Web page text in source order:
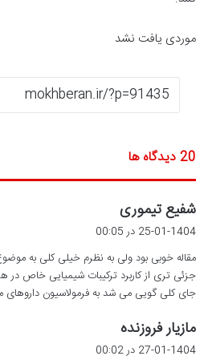
موردی یافت نشد
‫20 دیدگاه ها
شفیع تیموری
ف
:
25-01-1404 در 00:05
مقاله خوبی بود ولی به نظرم خیلی کلی به
جزئی تری از کاربرد ترکیبات شیمیایی خاص در
جای کلی گویی می شد به فرمولاسیون
مازیار فروزنده
ف
27-01-1404 در 00:02